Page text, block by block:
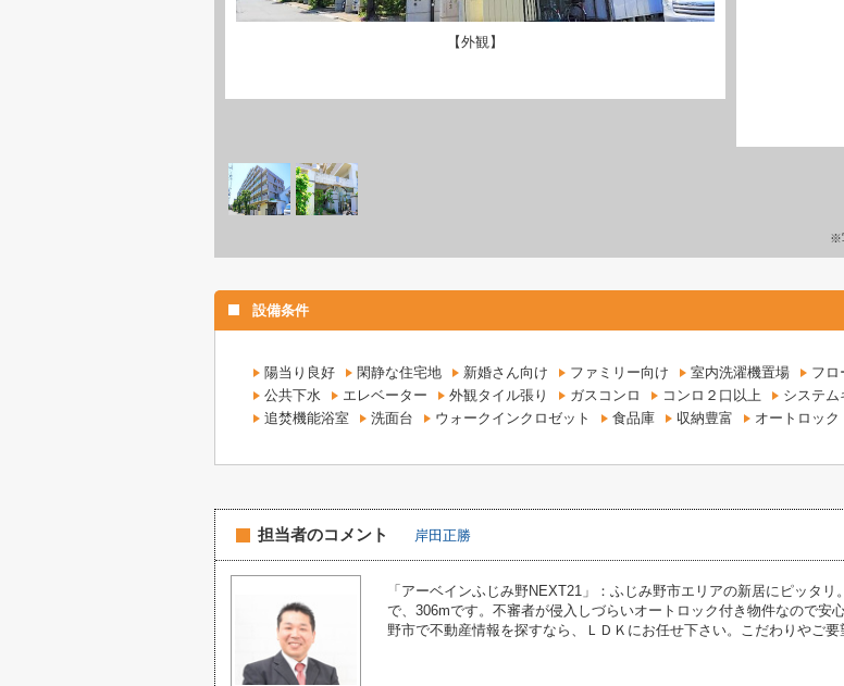
【外観】
※
設備条件
陽当り良好 閑静な住宅地 新婚さん向け ファミリー向け 室内洗濯機置場 フロ
公共下水
エレベーター 外観タイル張り ガスコンロ コンロ２口以上 システム
追焚機能浴室
洗面台 ウォークインクロゼット 食品庫 収納豊富 オートロック
担当者のコメント 岸田正勝
「アーベインふじみ野NEXT21」：ふじみ野市エリアの新居にピッタ
で、306mです。不審者が侵入しづらいオートロック付き物件なので安
野市で不動産情報を探すなら、ＬＤＫにお任せ下さい。こだわりやご